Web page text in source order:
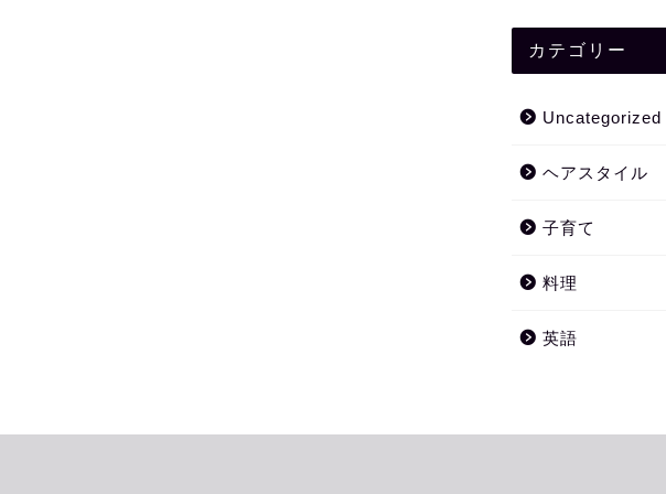
カテゴリー
Uncategorized
ヘアスタイル
子育て
料理
英語